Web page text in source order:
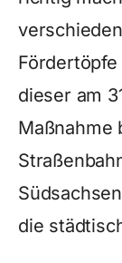
Fördertöpfe
dieser am
Maßnahme
die